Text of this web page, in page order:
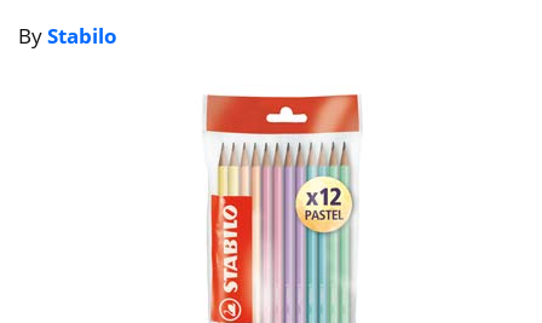
ByStabilo